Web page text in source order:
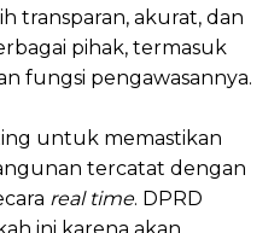
transparan, akurat, dan
pihak, termasuk
fungsi pengawasannya.
untuk memastikan
tercatat dengan
real time. DPRD